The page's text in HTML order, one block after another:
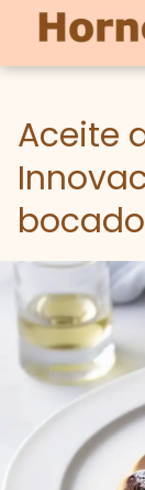
Aceite
bocado